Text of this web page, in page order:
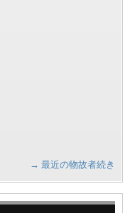
→ 最近の物故者続き